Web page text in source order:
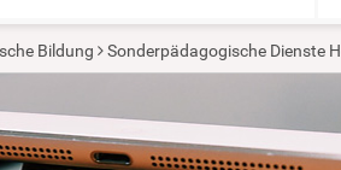
Bildung Sonderpädagogische Dienste